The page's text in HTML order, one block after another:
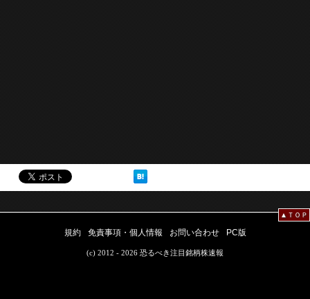
▲ＴＯＰ
規約 免責事項・個人情報 お問い合わせ PC版
(c) 2012 - 2026 恐るべき注目銘柄株速報